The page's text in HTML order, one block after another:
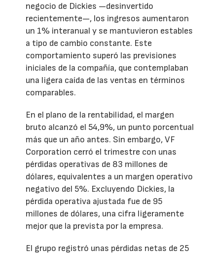
negocio de Dickies —desinvertido
recientemente—, los ingresos aumentaron
un 1% interanual y se mantuvieron estables
a tipo de cambio constante. Este
comportamiento superó las previsiones
iniciales de la compañía, que contemplaban
una ligera caída de las ventas en términos
comparables.
En el plano de la rentabilidad, el margen
bruto alcanzó el 54,9%, un punto porcentual
más que un año antes. Sin embargo, VF
Corporation cerró el trimestre con unas
pérdidas operativas de 83 millones de
dólares, equivalentes a un margen operativo
negativo del 5%. Excluyendo Dickies, la
pérdida operativa ajustada fue de 95
millones de dólares, una cifra ligeramente
mejor que la prevista por la empresa.
El grupo registró unas pérdidas netas de 25